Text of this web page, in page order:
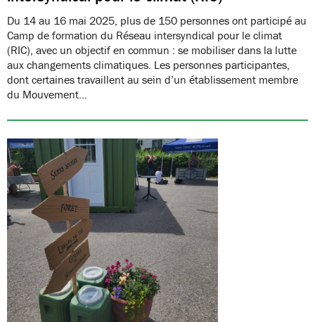
Du 14 au 16 mai 2025, plus de 150 personnes ont participé au
Camp de formation du Réseau intersyndical pour le climat
(RIC), avec un objectif en commun : se mobiliser dans la lutte
aux changements climatiques. Les personnes participantes,
dont certaines travaillent au sein d’un établissement membre
du Mouvement…